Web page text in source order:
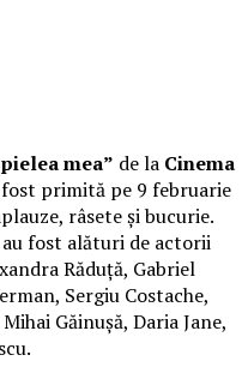
mea” de la Cinema
fost primită pe 9 februarie
râsete și bucurie.
fost alături de actorii
Răduță, Gabriel
Sergiu Costache,
Găinușă, Daria Jane,